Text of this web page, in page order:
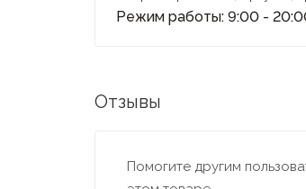
Режим работы: 9:00 -
Отзывы
Помогите другим